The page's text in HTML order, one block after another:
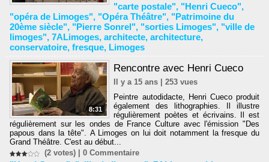
"carte postale", "Henri Cueco",
"opéra de Limoges", "Opéra Théâtre", "Patrimoine du
20ème siècle", "Pierre Sonrel", "sorties Limoges", "ville de
limoges", 7ALimoges, architecte, architecture,
conservatoire, fresque, Limoges
8:31
Rencontre avec Henri Cueco
Il y a 15 ans | 253 vues
Peintre autodidacte, Henri Cueco produit
également des lithographies. Il illustre
régulièrement poètes et écrivains. Il est
régulièrement sur les ondes de France Culture avec l'émission "Des
papous dans la tête". A Limoges on lui doit notamment la fresque du
Grand Théâtre. C'est au début...
(2 votes) | 0 Commentaire